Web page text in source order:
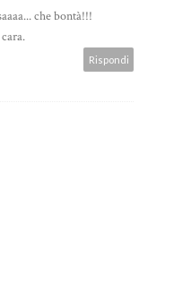
che bontà!!!
Rispondi